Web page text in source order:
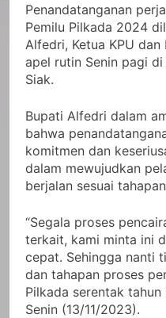
Penandatanganan
Pemilu Pilkada 2024
Alfedri, Ketua KPU dan
apel rutin Senin pagi
Siak.
Bupati Alfedri dalam
bahwa
komitmen dan
dalam mewujudkan
berjalan sesuai
“Segala proses
terkait, kami minta ini
cepat. Sehingga nanti
dan tahapan proses
Pilkada serentak tahun
Senin (13/11/2023).